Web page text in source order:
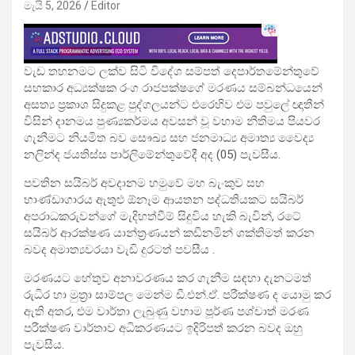
මැයි 5, 2026 Editor
වැඩ තහනමට ලක්ව සිටි විදේශ සම්පත් දෙපාර්තමේන්තුවේ
සහකාර අධ්‍යක්ෂක රංග රාජපක්ෂගේ මරණය සම්බන්ධයෙන්
අසත්‍ය ප්‍රකාශ සිදුකළ පුද්ගලයන්ට එරෙහිව එම පවුලේ ඥාතීන්
විසින් දානමය පුණ්‍යකර්මය අවසන් වූ වහාම නීතිමය පියවර
ගැනීමට නියමිත බව සෞඛ්‍ය සහ ජනමාධ්‍ය අමාත්‍ය වෛද්‍ය
නලින්ද ජයතිස්ස පාර්ලිමේන්තුවේදී අද (05) පැවසීය.
පවතින සයිබර් අවදානම හමුවේ මහ බැංකුව සහ
භාණ්ඩාගාරය ඇතුළු ඕනෑම ආයතන පද්ධතියකට සයිබර්
අපරාධකරුවන්ගේ මැදිහත්වීම් සිදුවිය හැකි බැවින්, රටේ
සයිබර් ආරක්ෂණ යාන්ත්‍රණයන් කඩිනමින් ශක්තිමත් කරන
බවද අමාත්‍යවරයා වැඩි දුරටත් පවසීය .
මරණයට හේතුව අනාවරණය කර ගැනීම සඳහා දැනටමත්
රුධිර හා මුත්‍රා සාම්පල මෙන්ම ඩී.එන්.ඒ. පරීක්ෂණ ද යොමු කර
ඇති අතර, එම වාර්තා ලැබුණු වහාම පූර්ණ පශ්චාත් මරණ
පරීක්ෂණ වාර්තාව අධිකරණයට ඉදිරිපත් කරන බවද ඔහු
පැවසීය.